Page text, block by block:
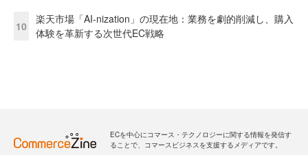
10
楽天市場「AI-nization」の現在地：業務を劇的削減し、購入
体験を革新する次世代EC戦略
ECを中心にコマース・テクノロジーに関する情報を発信す
ることで、コマースビジネスを支援するメディアです。